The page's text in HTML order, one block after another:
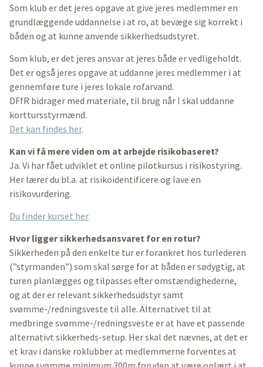
Som klub er det jeres opgave at give jeres medlemmer en
grundlæggende uddannelse i at ro, at bevæge sig korrekt i
båden og at kunne anvende sikkerhedsudstyret.
Som klub, er det jeres ansvar at jeres både er vedligeholdt.
Det er også jeres opgave at uddanne jeres medlemmer i at
gennemføre ture i jeres lokale rofarvand.
DFfR bidrager med materiale, til brug når I skal uddanne
korttursstyrmænd.
Det kan findes her.
Kan vi få mere viden om at arbejde risikobaseret?
Ja. Vi har fået udviklet et online pilotkursus i risikostyring.
Her lærer du bl.a. at risikoidentificere og lave en
risikovurdering.
Du finder kurset her
Hvor ligger sikkerhedsansvaret for en rotur?
Sikkerheden på den enkelte tur er forankret hos turlederen
(”styrmanden”) som skal sørge for at båden er sødygtig, at
turen planlægges og tilpasses efter omstændighederne,
og at der er relevant sikkerhedsudstyr samt
svømme-/redningsveste til alle. Alternativet til at
medbringe svømme-/redningsveste er at have et passende
alternativt sikkerheds-setup. Her skal det nævnes, at det er
et krav i danske roklubber at medlemmerne forventes at